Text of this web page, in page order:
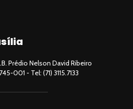
Prédio Nelson David Ribeiro
001 - Tel: (71) 3115.7133